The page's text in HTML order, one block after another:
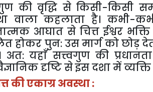
की वृद्धि से किसी-किसी
वाला कहलाता है। कभी-
आघात से चित्त ईश्वर भक्ति
होकर पुन:उसमार्ग कोछोड़
अत:यहाँ सत्त्वगुण की प्रधानता
दृष्टिसेइसदशामेंव्यक्ति
कीएकाग्रअवस्था: